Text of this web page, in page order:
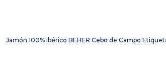
Jamón 100% Ibérico BEHER Cebo de Campo